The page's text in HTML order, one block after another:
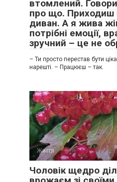
втомлений.
про що. Приходиш
диван. А я жива
потрібні емоції,
зручний – це не
– Ти просто перестав бути
нарешті. – Працюєш – так.
Життя
Чоловік щедро